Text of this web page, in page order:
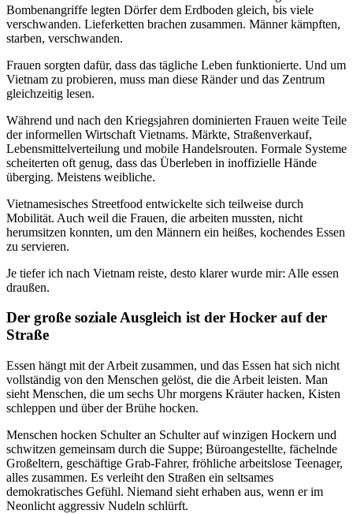
Bombenangriffe legten Dörfer dem Erdboden gleich, bis viele
verschwanden. Lieferketten brachen zusammen. Männer kämpften,
starben, verschwanden.
Frauen sorgten dafür, dass das tägliche Leben funktionierte. Und um
Vietnam zu probieren, muss man diese Ränder und das Zentrum
gleichzeitig lesen.
Während und nach den Kriegsjahren dominierten Frauen weite Teile
der informellen Wirtschaft Vietnams. Märkte, Straßenverkauf,
Lebensmittelverteilung und mobile Handelsrouten. Formale Systeme
scheiterten oft genug, dass das Überleben in inoffizielle Hände
überging. Meistens weibliche.
Vietnamesisches Streetfood entwickelte sich teilweise durch
Mobilität. Auch weil die Frauen, die arbeiten mussten, nicht
herumsitzen konnten, um den Männern ein heißes, kochendes Essen
zu servieren.
Je tiefer ich nach Vietnam reiste, desto klarer wurde mir: Alle essen
draußen.
Der große soziale Ausgleich ist der Hocker auf der
Straße
Essen hängt mit der Arbeit zusammen, und das Essen hat sich nicht
vollständig von den Menschen gelöst, die die Arbeit leisten. Man
sieht Menschen, die um sechs Uhr morgens Kräuter hacken, Kisten
schleppen und über der Brühe hocken.
Menschen hocken Schulter an Schulter auf winzigen Hockern und
schwitzen gemeinsam durch die Suppe; Büroangestellte, fächelnde
Großeltern, geschäftige Grab-Fahrer, fröhliche arbeitslose Teenager,
alles zusammen. Es verleiht den Straßen ein seltsames
demokratisches Gefühl. Niemand sieht erhaben aus, wenn er im
Neonlicht aggressiv Nudeln schlürft.